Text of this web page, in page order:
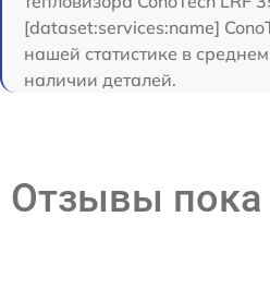
[dataset:services:name]
нашей статистике в
наличии деталей.
Отзывы